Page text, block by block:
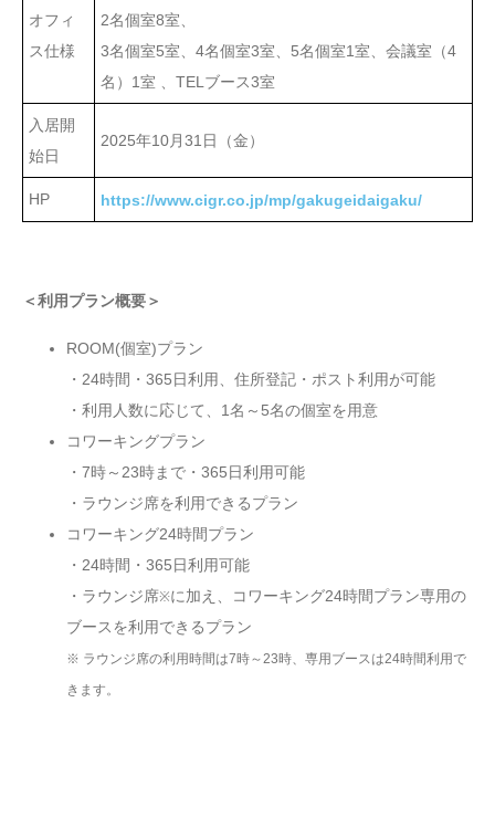
オフィ
ス仕様
2名個室8室、
3名個室5室、4名個室3室、5名個室1室、会議室（4
名）1室 、TELブース3室
入居開
始日
2025年10月31日（金）
HP https://www.cigr.co.jp/mp/gakugeidaigaku/
＜利用プラン概要＞
ROOM(個室)プラン
・24時間・365日利用、住所登記・ポスト利用が可能
・利用人数に応じて、1名～5名の個室を用意
コワーキングプラン
・7時～23時まで・365日利用可能
・ラウンジ席を利用できるプラン
コワーキング24時間プラン
・24時間・365日利用可能
・ラウンジ席※に加え、コワーキング24時間プラン専用の
ブースを利用できるプラン
※ ラウンジ席の利用時間は7時～23時、専用ブースは24時間利用で
きます。